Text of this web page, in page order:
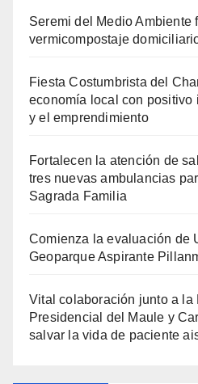
Seremi del Medio Ambiente
vermicompostaje
Fiesta Costumbrista del
economía local con positivo
y el emprendimiento
Fortalecen la atención de
tres nuevas ambulancias
Sagrada Familia
Comienza la evaluación de
Geoparque Aspirante
Vital colaboración junto a la
Presidencial del Maule y
salvar la vida de paciente